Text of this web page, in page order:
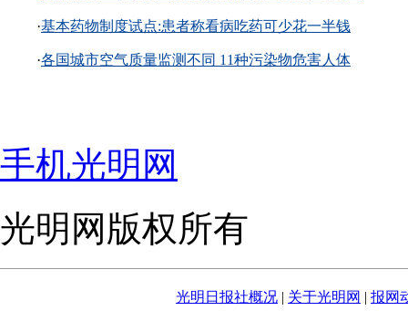
·基本药物制度试点:患者称看病吃药可少花一半钱
·各国城市空气质量监测不同 11种污染物危害人体
手机光明网
光明网版权所有
光明日报社概况 | 关于光明网 | 报网